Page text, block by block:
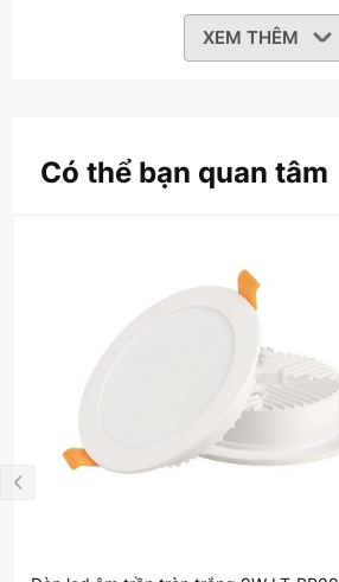
XEM THÊM
Có thể bạn quan tâm